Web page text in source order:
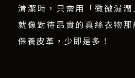
清潔時，只需用「微微濕潤
就像對待昂貴的真絲衣物那
保養皮革，少即是多！